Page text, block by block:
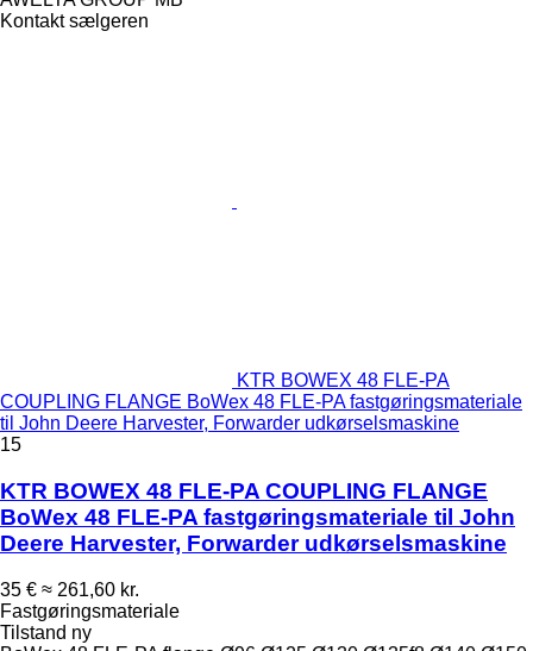
Kontakt sælgeren
KTR BOWEX 48 FLE-PA
COUPLING FLANGE BoWex 48 FLE-PA fastgøringsmateriale
til John Deere Harvester, Forwarder udkørselsmaskine
15
KTR BOWEX 48 FLE-PA COUPLING FLANGE
BoWex 48 FLE-PA fastgøringsmateriale til John
Deere Harvester, Forwarder udkørselsmaskine
35 € ≈ 261,60 kr.
Fastgøringsmateriale
Tilstand ny